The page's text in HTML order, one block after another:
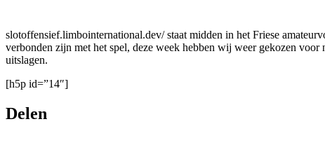
slotoffensief.limbointernational.dev/ staat midden in het Friese
verbonden zijn met het spel, deze week hebben wij weer gekozen
uitslagen.
[h5p id=”14″]
Delen